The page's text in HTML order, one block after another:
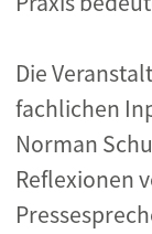
Die
fachlichen
Norman
Reflexionen